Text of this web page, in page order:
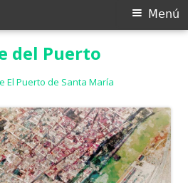
del Puerto
El Puerto de Santa María
Menú